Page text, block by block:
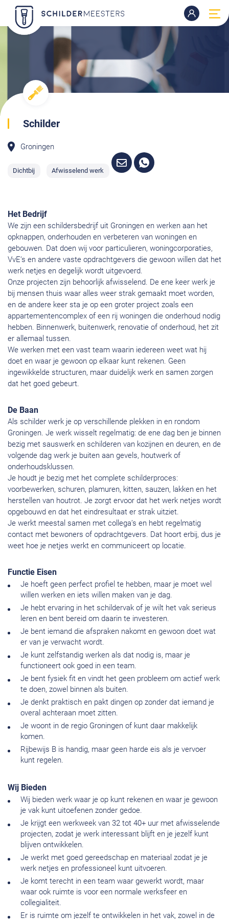
Schilder
Groningen
Dichtbij Afwisselend werk
Het Bedrijf
We zijn een schildersbedrijf uit Groningen en werken aan het
opknappen, onderhouden en verbeteren van woningen en
gebouwen. Dat doen wij voor particulieren, woningcorporaties,
VvE’s en andere vaste opdrachtgevers die gewoon willen dat het
werk netjes en degelijk wordt uitgevoerd.
Onze projecten zijn behoorlijk afwisselend. De ene keer werk je
bij mensen thuis waar alles weer strak gemaakt moet worden,
en de andere keer sta je op een groter project zoals een
appartementencomplex of een rij woningen die onderhoud nodig
hebben. Binnenwerk, buitenwerk, renovatie of onderhoud, het zit
er allemaal tussen.
We werken met een vast team waarin iedereen weet wat hij
doet en waar je gewoon op elkaar kunt rekenen. Geen
ingewikkelde structuren, maar duidelijk werk en samen zorgen
dat het goed gebeurt.
De Baan
Als schilder werk je op verschillende plekken in en rondom
Groningen. Je werk wisselt regelmatig: de ene dag ben je binnen
bezig met sauswerk en schilderen van kozijnen en deuren, en de
volgende dag werk je buiten aan gevels, houtwerk of
onderhoudsklussen.
Je houdt je bezig met het complete schilderproces:
voorbewerken, schuren, plamuren, kitten, sauzen, lakken en het
herstellen van houtrot. Je zorgt ervoor dat het werk netjes wordt
opgebouwd en dat het eindresultaat er strak uitziet.
Je werkt meestal samen met collega’s en hebt regelmatig
contact met bewoners of opdrachtgevers. Dat hoort erbij, dus je
weet hoe je netjes werkt en communiceert op locatie.
Functie Eisen
Je hoeft geen perfect profiel te hebben, maar je moet wel
willen werken en iets willen maken van je dag.
Je hebt ervaring in het schildervak of je wilt het vak serieus
leren en bent bereid om daarin te investeren.
Je bent iemand die afspraken nakomt en gewoon doet wat
er van je verwacht wordt.
Je kunt zelfstandig werken als dat nodig is, maar je
functioneert ook goed in een team.
Je bent fysiek fit en vindt het geen probleem om actief werk
te doen, zowel binnen als buiten.
Je denkt praktisch en pakt dingen op zonder dat iemand je
overal achteraan moet zitten.
Je woont in de regio Groningen of kunt daar makkelijk
komen.
Rijbewijs B is handig, maar geen harde eis als je vervoer
kunt regelen.
Wij Bieden
Wij bieden werk waar je op kunt rekenen en waar je gewoon
je vak kunt uitoefenen zonder gedoe.
Je krijgt een werkweek van 32 tot 40+ uur met afwisselende
projecten, zodat je werk interessant blijft en je jezelf kunt
blijven ontwikkelen.
Je werkt met goed gereedschap en materiaal zodat je je
werk netjes en professioneel kunt uitvoeren.
Je komt terecht in een team waar gewerkt wordt, maar
waar ook ruimte is voor een normale werksfeer en
collegialiteit.
Er is ruimte om jezelf te ontwikkelen in het vak, zowel in de